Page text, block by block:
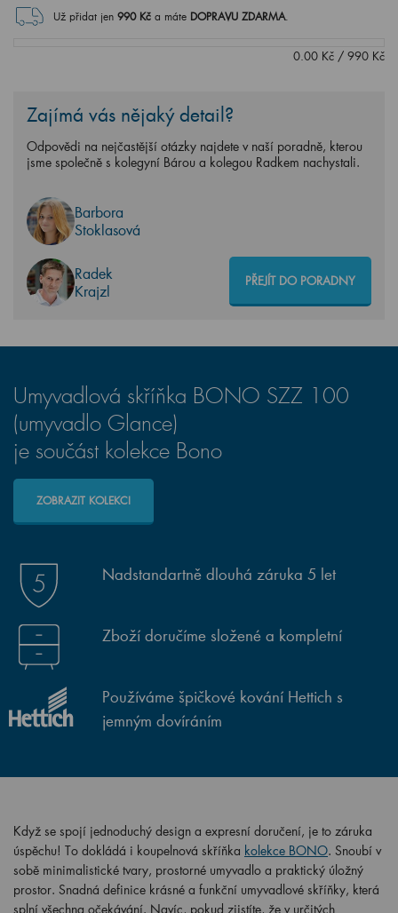
Už přidat jen 990Kč a máte DOPRAVU ZDARMA.
0.00 Kč / 990 Kč
Zajímá vás nějaký detail?
Odpovědi na nejčastější otázky najdete v naší poradně, kterou
jsme společně s kolegyní Bárou a kolegou Radkem nachystali.
Barbora
Stoklasová
Radek
Krajzl
PŘEJÍT DO PORADNY
Umyvadlová skříňka BONO SZZ 100
(umyvadlo Glance)
je součást kolekce Bono
ZOBRAZIT KOLEKCI
Nadstandartně dlouhá záruka 5 let
Zboží doručíme složené a kompletní
Používáme špičkové kování Hettich s
jemným dovíráním
Když se spojí jednoduchý design a expresní doručení, je to záruka
úspěchu! To dokládá i koupelnová skříňka kolekce BONO. Snoubí v
sobě minimalistické tvary, prostorné umyvadlo a praktický úložný
prostor. Snadná definice krásné a funkční umyvadlové skříňky, která
splní všechna očekávání. Navíc, pokud zjistíte, že v určitých